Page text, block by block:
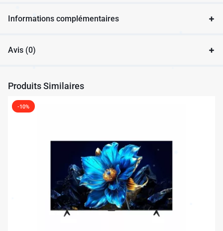
Informations complémentaires
Avis (0)
Produits Similaires
-10%